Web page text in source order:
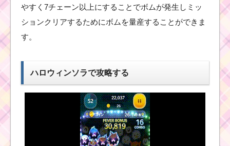
黒色のツムでタ
イムボムを3個消
そうを攻略する
方法
やすく7チェーン以上にすることでボムが発生しミッ
ションクリアするためにボムを量産することができま
す。
ハロウィンソラで攻略する